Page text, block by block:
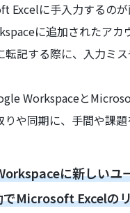
Excelに手入力するの
に追加されたアカ
記する際に、入力ミ
Workspaceと
りや同期に、手間や課
に新しいユ
でMicrosoft Excelの